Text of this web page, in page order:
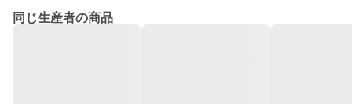
同じ生産者の商品